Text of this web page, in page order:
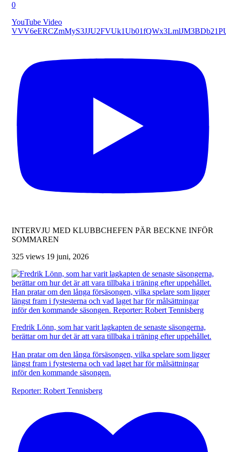
0
YouTube Video
INTERVJU MED KLUBBCHEFEN PÄR BECKNE INFÖR
SOMMAREN
325 views 19 juni, 2026
Fredrik Lönn, som har varit lagkapten de senaste säsongerna,
berättar om hur det är att vara tillbaka i träning efter uppehållet.
Han pratar om den långa försäsongen, vilka spelare som ligger
längst fram i fystesterna och vad laget har för målsättningar
inför den kommande säsongen.
Reporter: Robert Tennisberg